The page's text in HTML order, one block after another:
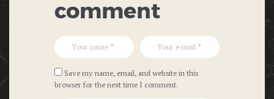
comment
Save my name, email, and website in this
browser for the next time I comment.